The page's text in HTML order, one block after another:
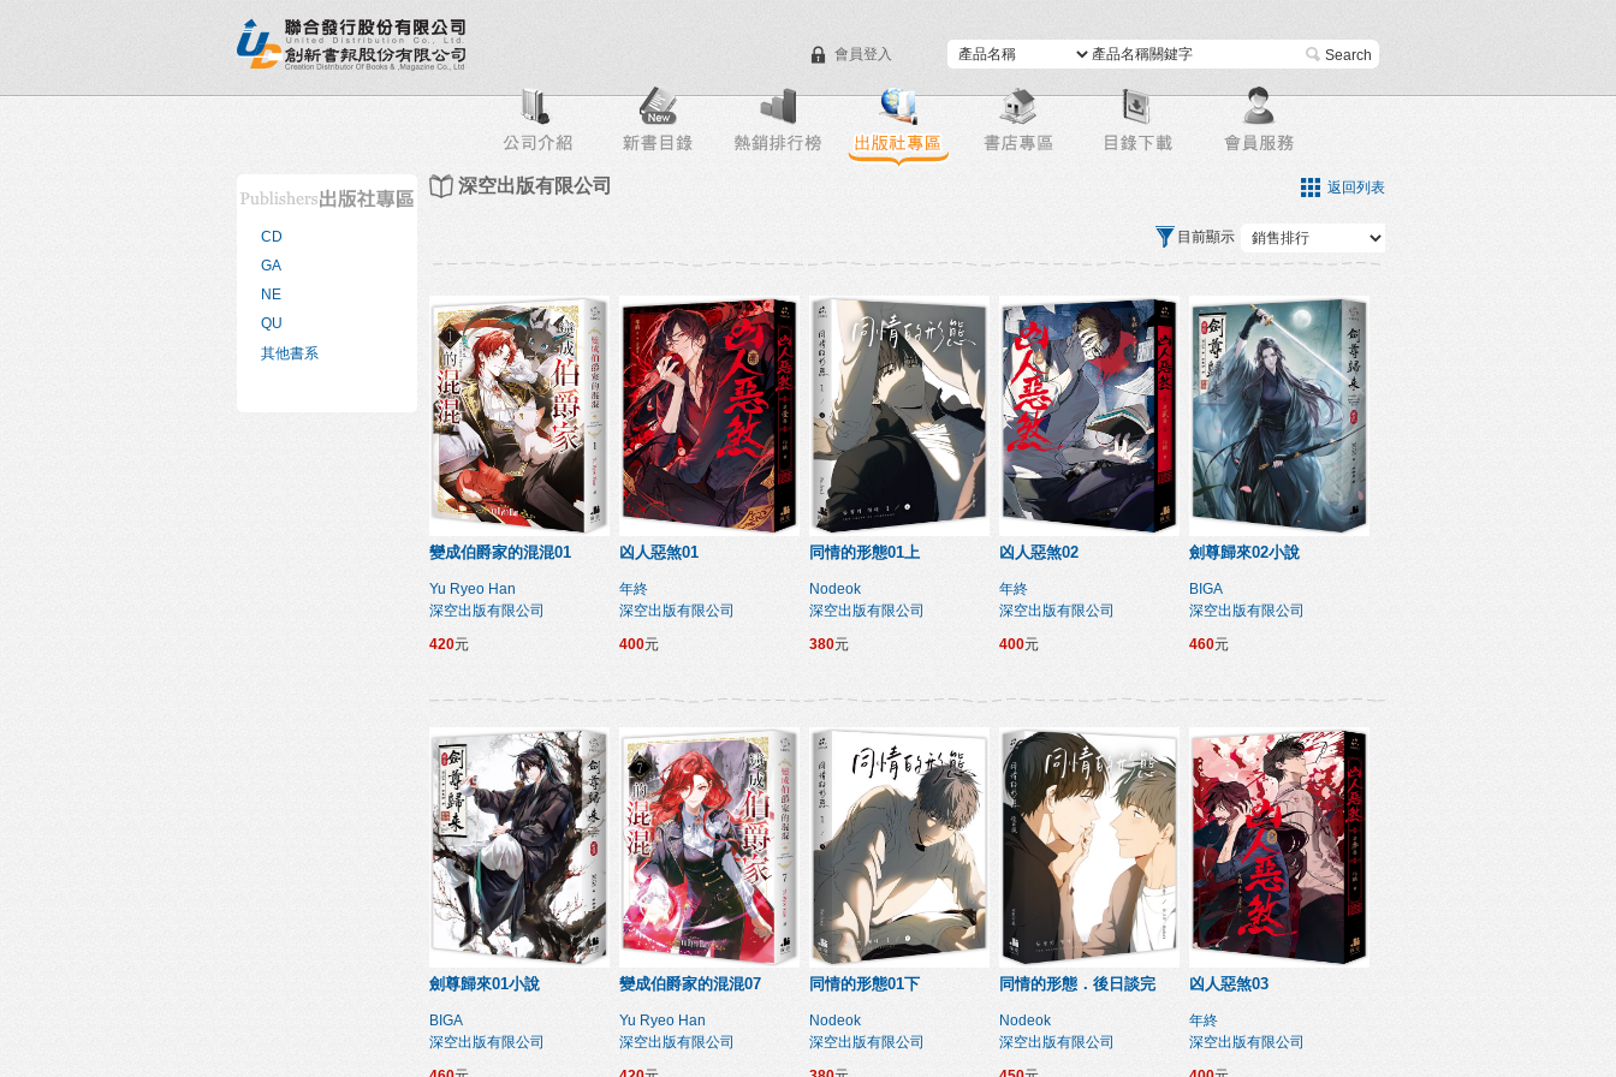
會員登入 進階搜尋
新書目錄 熱銷排行榜 出版社專區 書店專區 目錄下載 會員服務
CD
GA
NE
QU
其他書系
深空出版有限公司 返回列表
目前顯示
變成伯爵家的混混01
Yu Ryeo Han
深空出版有限公司
420元
凶人惡煞01
年終
深空出版有限公司
400元
同情的形態01上
Nodeok
深空出版有限公司
380元
凶人惡煞02
年終
深空出版有限公司
400元
劍尊歸來02小說
BIGA
深空出版有限公司
460元
劍尊歸來01小說
BIGA
深空出版有限公司
變成伯爵家的混混07
Yu Ryeo Han
深空出版有限公司
同情的形態01下
Nodeok
深空出版有限公司
同情的形態．後日談完
Nodeok
深空出版有限公司
凶人惡煞03
年終
深空出版有限公司